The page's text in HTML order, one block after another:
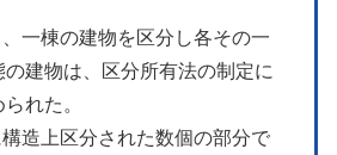
一棟の建物を区分し各その一
建物は、区分所有法の制定に
れた。
造上区分された数個の部分で